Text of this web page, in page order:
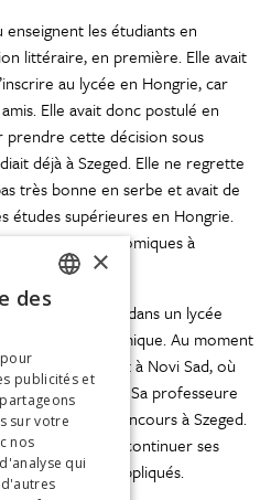
les étudiants en
littéraire, en première. Elle avait
au lycée en Hongrie, car
Elle avait donc postulé en
prendre cette décision sous
déjà à Szeged. Elle ne regrette
très bonne en serbe et avait de
études supérieures en Hongrie.
sciences économiques à
ans à Szeged, dans un lycée
dessin et céramique. Au moment
uniquement à Novi Sad, où
en serbe. Sa professeure
de passer le concours à Szeged.
voudrait continuer ses
d’arts appliqués.
ITALIAN
×
des
publicités et
sur votre
nos
qui